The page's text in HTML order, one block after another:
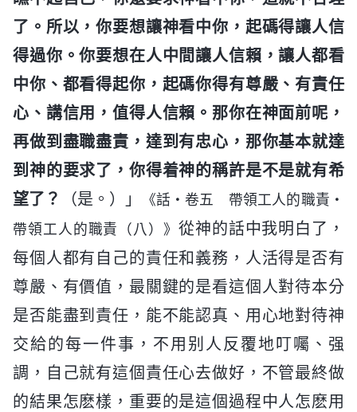
了。所以，你要想讓神看中你，起碼得讓人信
得過你。你要想在人中間讓人信賴，讓人都看
中你、都看得起你，起碼你得有尊嚴、有責任
心、講信用，值得人信賴。那你在神面前呢，
再做到盡職盡責，達到有忠心，那你基本就達
到神的要求了，你得着神的稱許是不是就有希
望了？
（是。）」
《話・卷五 帶領工人的職責・
帶領工人的職責（八）》 從神的話中我明白了，
每個人都有自己的責任和義務，人活得是否有
尊嚴、有價值，最關鍵的是看這個人對待本分
是否能盡到責任，能不能認真、用心地對待神
交給的每一件事，不用别人反覆地叮囑、强
調，自己就有這個責任心去做好，不管最終做
的結果怎麽樣，重要的是這個過程中人怎麽用